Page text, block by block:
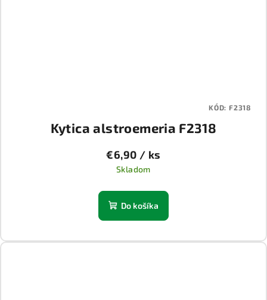
Kytica alstroemeria F2318
€6,90 / ks
Skladom
Do košíka
KÓD: F2318